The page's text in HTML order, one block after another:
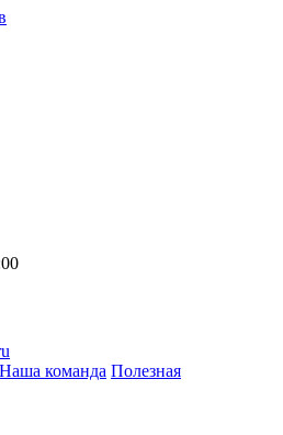
Наша команда Полезная